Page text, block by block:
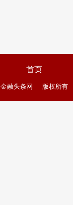
首页
金融头条网 版权所有